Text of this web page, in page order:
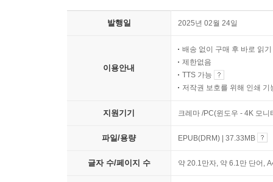
발행일 2025년 02월 24일
이용안내
배송 없이 구매 후 바로 읽기
제한없음
TTS 가능
저작권 보호를 위해 인쇄 기
지원기기 크레마 /PC(윈도우 - 4K 모
파일/용량 EPUB(DRM) | 37.33MB
글자 수/페이지 수 약 20.1만자, 약 6.1만 단어,